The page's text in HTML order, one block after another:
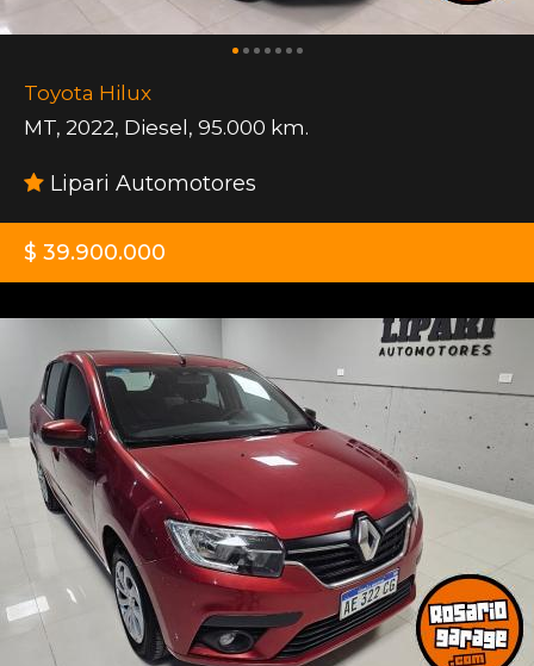
Toyota Hilux
MT, 2022, Diesel, 95.000 km.
Lipari Automotores
$ 39.900.000